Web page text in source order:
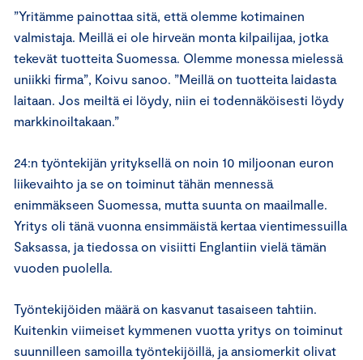
”Yritämme painottaa sitä, että olemme kotimainen
valmistaja. Meillä ei ole hirveän monta kilpailijaa, jotka
tekevät tuotteita Suomessa. Olemme monessa mielessä
uniikki firma”, Koivu sanoo. ”Meillä on tuotteita laidasta
laitaan. Jos meiltä ei löydy, niin ei todennäköisesti löydy
markkinoiltakaan.”
24:n työntekijän yrityksellä on noin 10 miljoonan euron
liikevaihto ja se on toiminut tähän mennessä
enimmäkseen Suomessa, mutta suunta on maailmalle.
Yritys oli tänä vuonna ensimmäistä kertaa vientimessuilla
Saksassa, ja tiedossa on visiitti Englantiin vielä tämän
vuoden puolella.
Työntekijöiden määrä on kasvanut tasaiseen tahtiin.
Kuitenkin viimeiset kymmenen vuotta yritys on toiminut
suunnilleen samoilla työntekijöillä, ja ansiomerkit olivat